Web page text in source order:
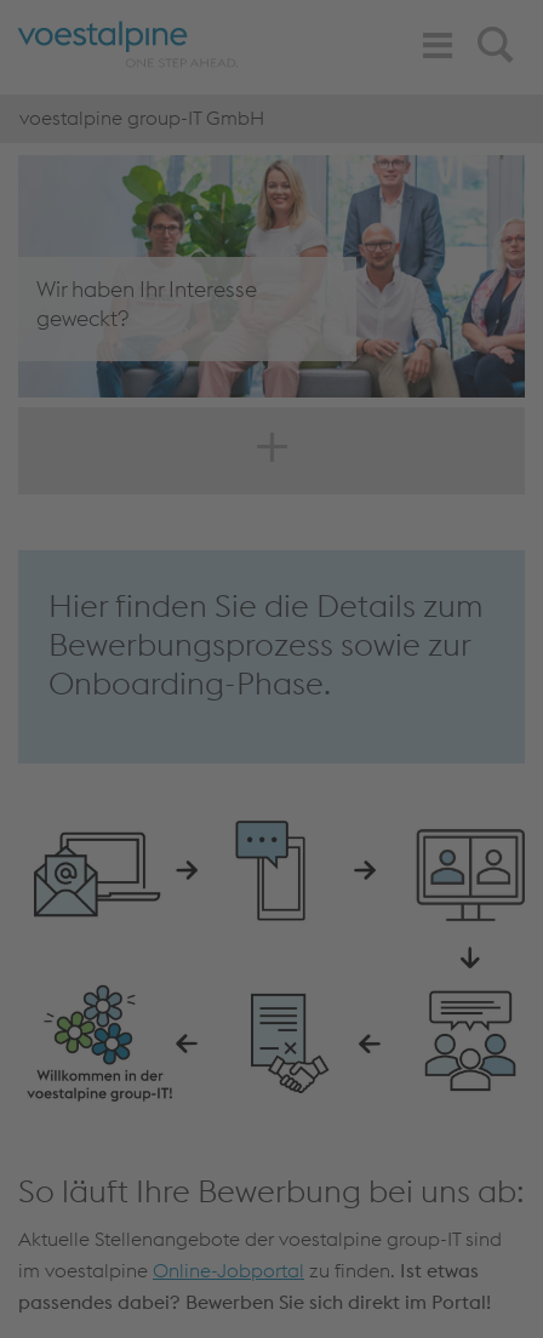
Search
Toggle
Navigation
voestalpine group-IT GmbH
Wir haben Ihr Interesse
geweckt?
Hier finden Sie die Details zum
Bewerbungsprozess sowie zur
Onboarding-Phase.
So läuft Ihre Bewerbung bei uns ab:
Aktuelle Stellenangebote der voestalpine group-IT sind
im voestalpine Online-Jobportal zu finden. Ist etwas
passendes dabei? Bewerben Sie sich direkt im Portal!